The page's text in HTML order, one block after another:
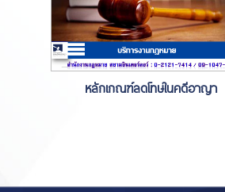
หลักเกณฑ์ลดโทษในคดีอาญา